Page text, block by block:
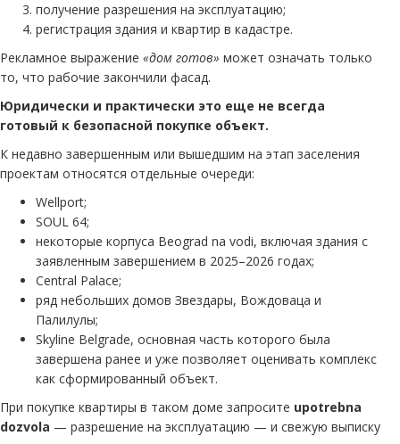
получение разрешения на эксплуатацию;
регистрация здания и квартир в кадастре.
Рекламное выражение «дом готов» может означать только
то, что рабочие закончили фасад.
Юридически и практически это еще не всегда
готовый к безопасной покупке объект.
К недавно завершенным или вышедшим на этап заселения
проектам относятся отдельные очереди:
Wellport;
SOUL 64;
некоторые корпуса Beograd na vodi, включая здания с
заявленным завершением в 2025–2026 годах;
Central Palace;
ряд небольших домов Звездары, Вождоваца и
Палилулы;
Skyline Belgrade, основная часть которого была
завершена ранее и уже позволяет оценивать комплекс
как сформированный объект.
При покупке квартиры в таком доме запросите upotrebna
dozvola — разрешение на эксплуатацию — и свежую выписку